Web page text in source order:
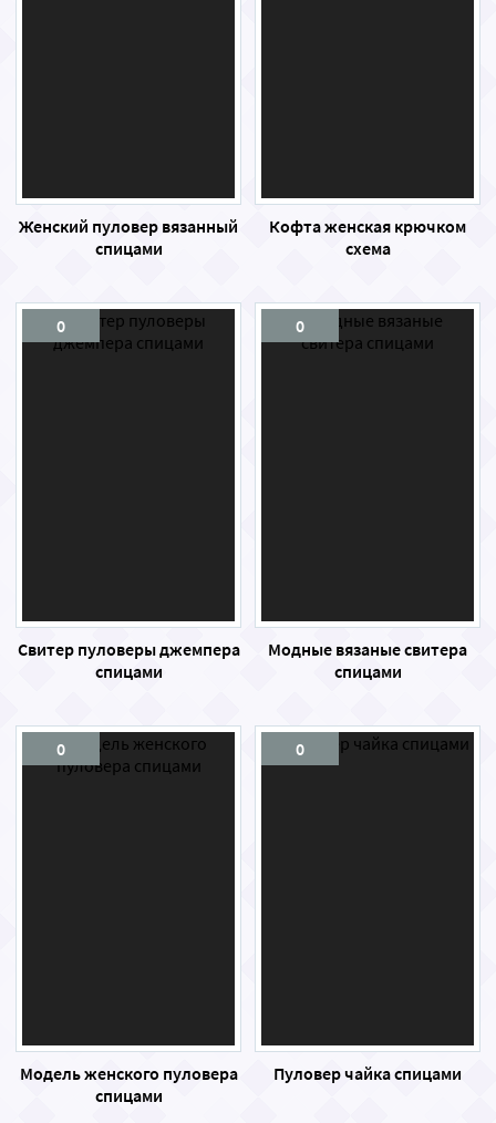
Женский пуловер вязанный
спицами
Кофта женская крючком
схема
0
Свитер пуловеры джемпера
спицами
0
Модные вязаные свитера
спицами
0
Модель женского пуловера
спицами
0
Пуловер чайка спицами